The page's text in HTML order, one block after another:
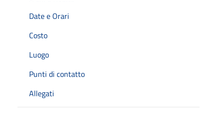
Date e Orari
Costo
Luogo
Punti di contatto
Allegati